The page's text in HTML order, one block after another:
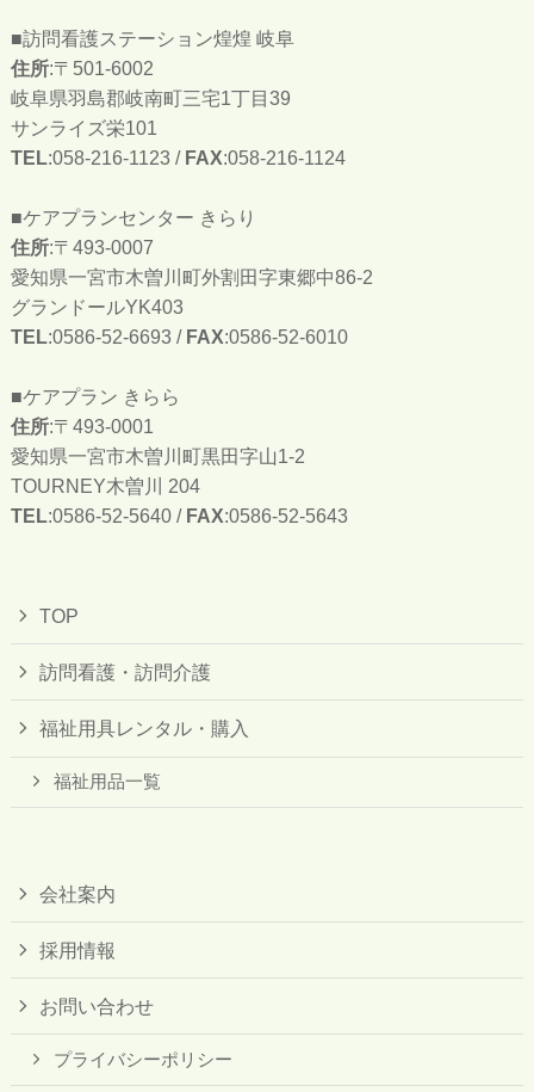
■訪問看護ステーション煌煌 岐阜
住所:〒501-6002
岐阜県羽島郡岐南町三宅1丁目39
サンライズ栄101
TEL:058-216-1123 / FAX:058-216-1124
■ケアプランセンター きらり
住所:〒493-0007
愛知県一宮市木曽川町外割田字東郷中86-2
グランドールYK403
TEL:0586-52-6693 / FAX:0586-52-6010
■ケアプラン きらら
住所:〒493-0001
愛知県一宮市木曽川町黒田字山1-2
TOURNEY木曽川 204
TEL:0586-52-5640 / FAX:0586-52-5643
TOP
訪問看護・訪問介護
福祉用具レンタル・購入
福祉用品一覧
会社案内
採用情報
お問い合わせ
プライバシーポリシー